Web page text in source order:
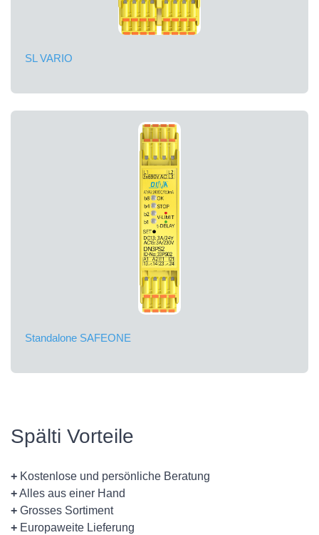
SL VARIO
Standalone SAFEONE
Spälti Vorteile
+ Kostenlose und persönliche Beratung
+Alles aus einer Hand
+ Grosses Sortiment
+ Europaweite Lieferung